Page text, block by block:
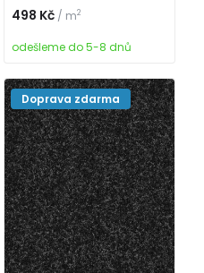
498 Kč / m2
odešleme do 5-8 dnů
Doprava zdarma